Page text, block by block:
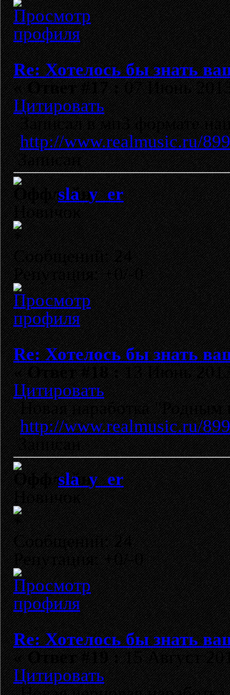
Re: Хотелось бы знать
«Ответ #17 :07 Июнь
Цитировать
Записал в мп3 формате
http://www.realmusic.ru/
Записан
sla_y_er
Новичок
Сообщений: 24
Репутация: +0/-0
Re: Хотелось бы знать
«Ответ #18 :13 Июнь
Цитировать
Новая наработка
http://www.realmusic.ru/
Записан
sla_y_er
Новичок
Сообщений: 24
Репутация: +0/-0
Re: Хотелось бы знать
«Ответ #19 :15 Август
Цитировать